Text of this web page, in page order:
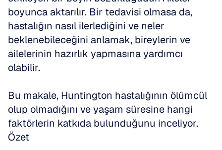
boyunca aktarılır. Bir tedavisi olmasa da,
hastalığın nasıl ilerlediğini ve neler
beklenebileceğini anlamak, bireylerin ve
ailelerinin hazırlık yapmasına yardımcı
olabilir.
Bu makale, Huntington hastalığının ölümcül
olup olmadığını ve yaşam süresine hangi
faktörlerin katkıda bulunduğunu inceliyor.
Özet